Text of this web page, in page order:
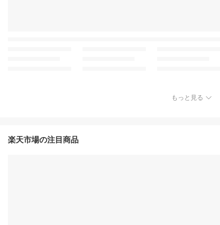
もっと見る
楽天市場の注目商品